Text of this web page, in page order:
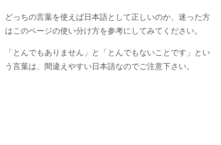
どっちの言葉を使えば日本語として正しいのか、迷った方
はこのページの使い分け方を参考にしてみてください。
「とんでもありません」と「とんでもないことです」とい
う言葉は、間違えやすい日本語なのでご注意下さい。